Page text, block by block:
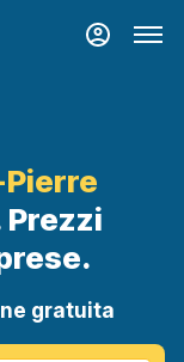
Prezzi
gratuita